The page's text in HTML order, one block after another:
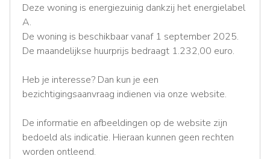
Deze woning is energiezuinig dankzij het energielabel
A.
De woning is beschikbaar vanaf 1 september 2025.
De maandelijkse huurprijs bedraagt 1.232,00 euro.
Heb je interesse? Dan kun je een
bezichtigingsaanvraag indienen via onze website.
De informatie en afbeeldingen op de website zijn
bedoeld als indicatie. Hieraan kunnen geen rechten
worden ontleend.